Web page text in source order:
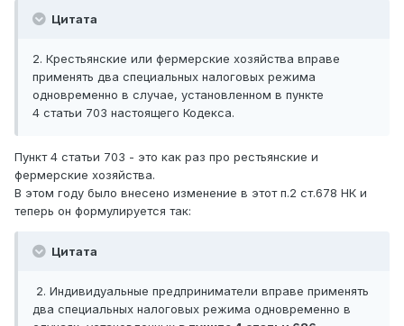
Цитата
2. Крестьянские или фермерские хозяйства вправе
применять два специальных налоговых режима
одновременно в случае, установленном в пункте
4 статьи 703 настоящего Кодекса.
Пункт 4 статьи 703 - это как раз про рестьянские и
фермерские хозяйства.
В этом году было внесено изменение в этот п.2 ст.678 НК и
теперь он формулируется так:
Цитата
2. Индивидуальные предприниматели вправе применять
два специальных налоговых режима одновременно в